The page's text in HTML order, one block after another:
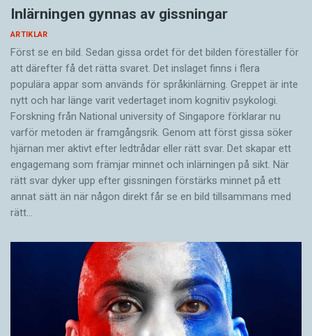
Inlärningen gynnas av gissningar
ARTIKLAR
Först se en bild. Sedan gissa ordet för det bilden föreställer för
att därefter få det rätta svaret. Det inslaget finns i flera
populära appar som används för språkinlärning. Greppet är inte
nytt och har länge varit vedertaget inom kognitiv psykologi.
Forskning från National university of Singa­pore förklarar nu
varför metoden är framgångsrik. Genom att först gissa ­söker
hjärnan mer aktivt ­efter ledtrådar eller rätt svar. Det skapar ett
engagemang som främjar minnet och inlärningen på sikt. När
rätt svar dyker upp efter gissningen förstärks minnet på ett
annat sätt än när någon direkt får se en bild tillsammans med
rätt…